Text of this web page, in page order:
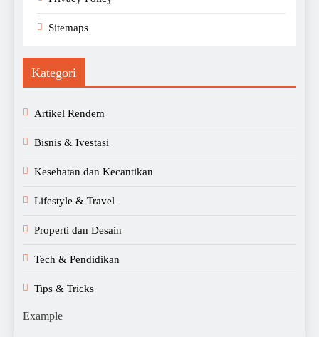
Sitemaps
Kategori
Artikel Rendem
Bisnis & Ivestasi
Kesehatan dan Kecantikan
Lifestyle & Travel
Properti dan Desain
Tech & Pendidikan
Tips & Tricks
Example